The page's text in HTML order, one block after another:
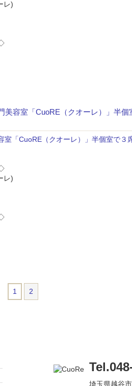
レ)
容室「CuoRE（クオーレ）」半個
「CuoRE（クオーレ）」半個室で３
レ)
1 2
埼玉県越谷